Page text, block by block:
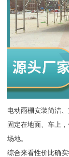
电动雨棚安装简洁
固定在地面、车上
场地。
综合来看性价比确